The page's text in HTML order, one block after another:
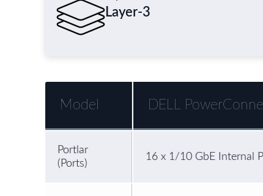
Layer-3
Model DELL
Portlar
(Ports)
16 x 1/10 GbE Internal